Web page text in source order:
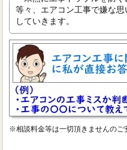
等々、エアコン工事で嫌な
していきます。
※相談料金等は一切頂きませんのご